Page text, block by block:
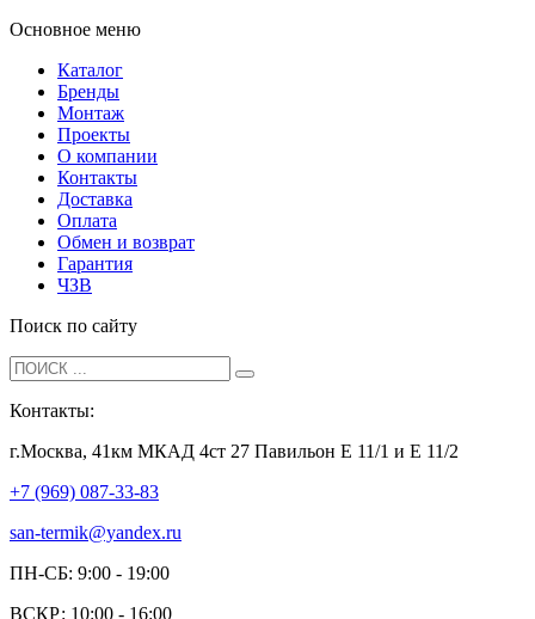
Основное меню
Каталог
Бренды
Монтаж
Проекты
О компании
Контакты
Доставка
Оплата
Обмен и возврат
Гарантия
ЧЗВ
Поиск по сайту
Контакты:
г.Москва, 41км МКАД 4ст 27 Павильон Е 11/1 и Е 11/2
+7 (969) 087-33-83
san-termik@yandex.ru
ПН-СБ: 9:00 - 19:00
ВСКР: 10:00 - 16:00